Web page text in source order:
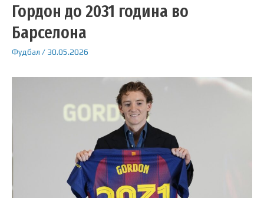
Гордон до 2031 година во
Барселона
Фудбал / 30.05.2026